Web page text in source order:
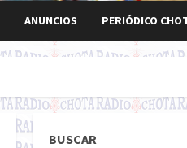
ANUNCIOS PERIÓDICO
BUSCAR